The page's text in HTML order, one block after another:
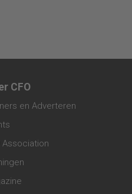
CFO
en Adverteren
Association